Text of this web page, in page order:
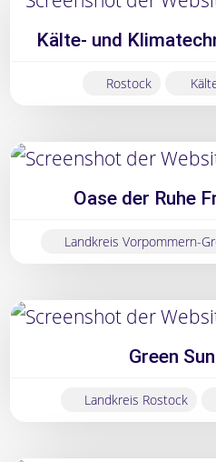
für
den
Westen,
50
für
Kölner
Raum.
Kälte- und
Rostock
Oase der Ruhe
Landkreis Vorpommern-
Green
Landkreis Rostock